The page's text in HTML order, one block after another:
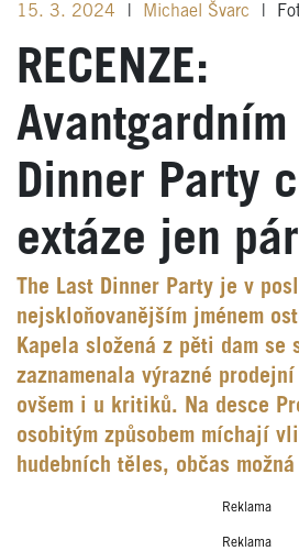
15. 3. 2024 Michael Švarc
RECENZE:
Avantgardním
Dinner Party
extáze jen
The Last Dinner Party je v
nejskloňovanějším jménem
Kapela složená z pěti dam se
zaznamenala výrazné
ovšem i u kritiků. Na desce
osobitým způsobem míchají
hudebních těles, občas
Reklama
Reklama